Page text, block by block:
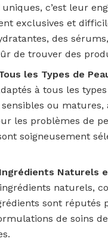
c’est leur
exclusives et
des
de trouver des
les Types de
à tous les
sensibles ou
les problèmes de
soigneusement
Naturels
naturels,
sont
de soins